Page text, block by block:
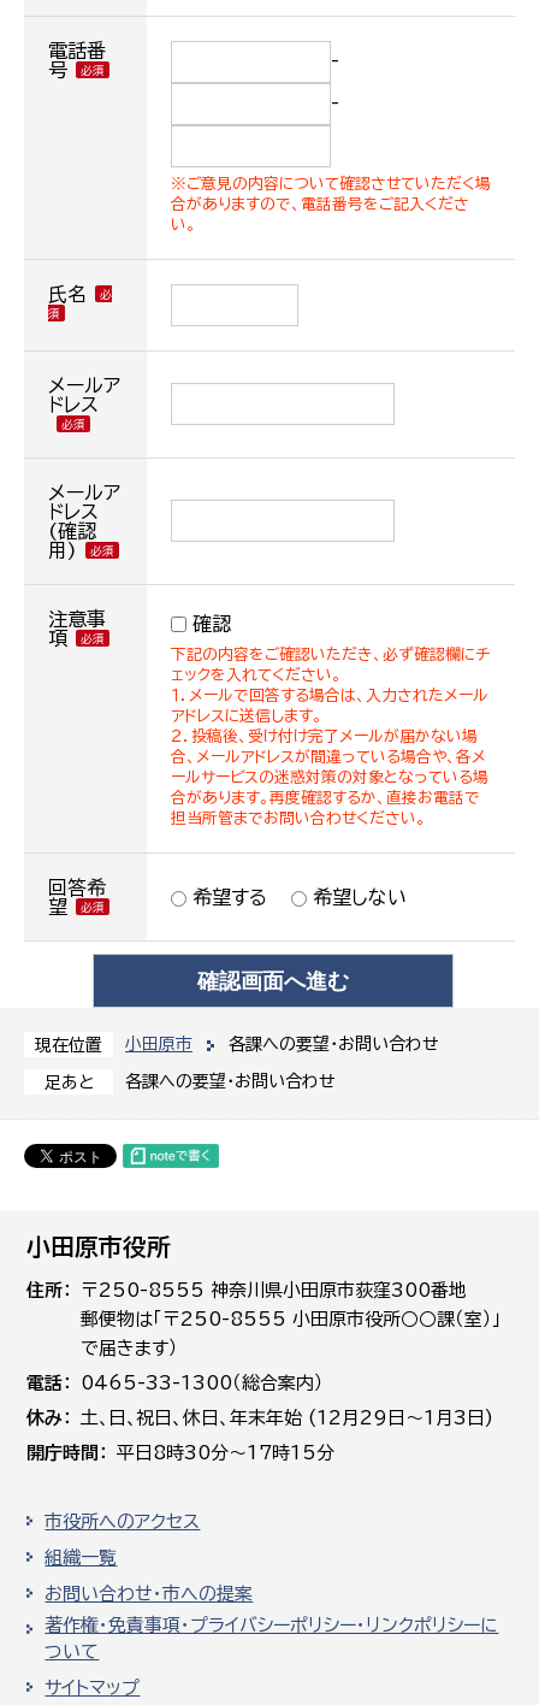
現在位置 小田原市 各課への要望・お問い合わせ
足あと 各課への要望・お問い合わせ
電話番
号
-
-
※ご意見の内容について確認させていただく場
合がありますので、電話番号をご記入くださ
い。
氏名
メールア
ドレス
メールア
ドレス
(確認
用)
注意事
項
確認
下記の内容をご確認いただき、必ず確認欄にチ
ェックを入れてください。
１．メールで回答する場合は、入力されたメール
アドレスに送信します。
２．投稿後、受け付け完了メールが届かない場
合、メールアドレスが間違っている場合や、各メ
ールサービスの迷惑対策の対象となっている場
合があります。再度確認するか、直接お電話で
担当所管までお問い合わせください。
回答希
望
希望する 希望しない
小田原市役所
住所
〒250-8555 神奈川県小田原市荻窪300番地
郵便物は「〒250-8555 小田原市役所○○課（室）」
で届きます）
電話
0465-33-1300（総合案内）
休み
土､日､祝日、休日、年末年始 (12月29日～1月3日)
開庁時間
平日8時30分～17時15分
市役所へのアクセス
組織一覧
お問い合わせ・市への提案
著作権・免責事項・プライバシーポリシー・リンクポリシーに
ついて
サイトマップ